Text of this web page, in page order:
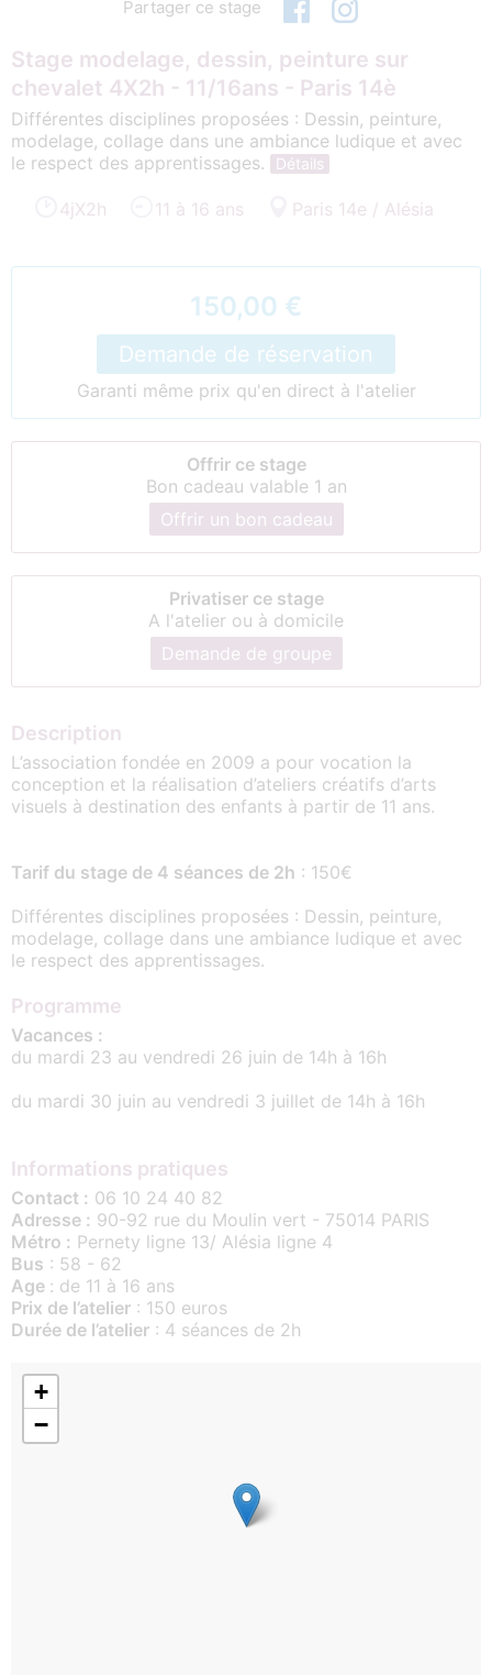
Partager ce stage
Stage modelage, dessin, peinture sur
chevalet 4X2h - 11/16ans - Paris 14è
Différentes disciplines proposées : Dessin, peinture,
modelage, collage dans une ambiance ludique et avec
le respect des apprentissages.
Détails
4jX2h 11 à 16 ans Paris 14e / Alésia
150,00 €
Demande de réservation
Garanti même prix qu'en direct à l'atelier
Offrir ce stage
Bon cadeau valable 1 an
Offrir un bon cadeau
Privatiser ce stage
A l'atelier ou à domicile
Demande de groupe
Description
L’association fondée en 2009 a pour vocation la
conception et la réalisation d’ateliers créatifs d’arts
visuels à destination des enfants à partir de 11 ans.
Tarif du stage de 4 séances de 2h : 150€
Différentes disciplines proposées : Dessin, peinture,
modelage, collage dans une ambiance ludique et avec
le respect des apprentissages.
Programme
Vacances :
du mardi 23 au vendredi 26 juin de 14h à 16h
du mardi 30 juin au vendredi 3 juillet de 14h à 16h
Informations pratiques
Contact : 06 10 24 40 82
Adresse : 90-92 rue du Moulin vert - 75014 PARIS
Métro : Pernety ligne 13/ Alésia ligne 4
Bus : 58 - 62
Age : de 11 à 16 ans
Prix de l’atelier : 150 euros
Durée de l’atelier : 4 séances de 2h
+
−